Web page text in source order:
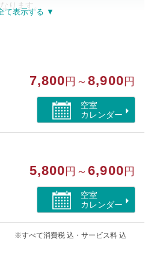
ります。
トができる部屋/洗浄機付トイ
7,800 円～8,900 円
空室
カレンダー
5,800 円～6,900 円
空室
カレンダー
※すべて消費税 込・サービス料 込